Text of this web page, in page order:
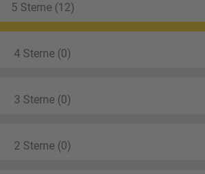
5 Sterne (12)
4 Sterne (0)
3 Sterne (0)
2 Sterne (0)